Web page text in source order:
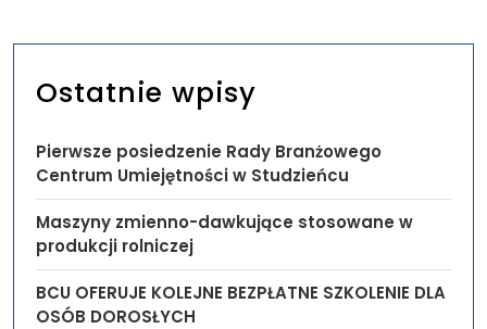
Ostatnie wpisy
Pierwsze posiedzenie Rady Branżowego
Centrum Umiejętności w Studzieńcu
Maszyny zmienno-dawkujące stosowane w
produkcji rolniczej
BCU OFERUJE KOLEJNE BEZPŁATNE SZKOLENIE DLA
OSÓB DOROSŁYCH